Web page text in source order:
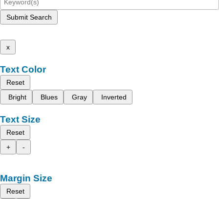
Submit Search
x
Text Color
Reset
Bright
Blues Gray Inverted
Text Size
Reset
+
-
Margin Size
Reset